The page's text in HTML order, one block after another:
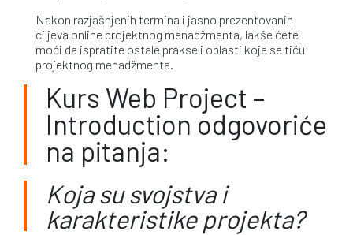
Nakon razjašnjenih termina i jasno prezentovanih
ciljeva online projektnog menadžmenta, lakše ćete
moći da ispratite ostale prakse i oblasti koje se tiču
projektnog menadžmenta.
Kurs Web Project –
Introduction odgovoriće
na pitanja:
Koja su svojstva i
karakteristike projekta?